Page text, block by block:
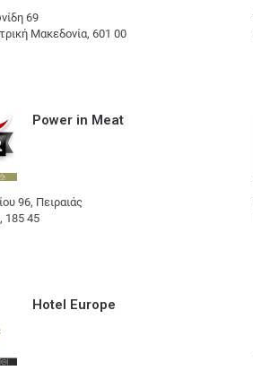
69
Μακεδονία, 601 00
Power in Meat
96, Πειραιάς
185 45
Hotel Europe